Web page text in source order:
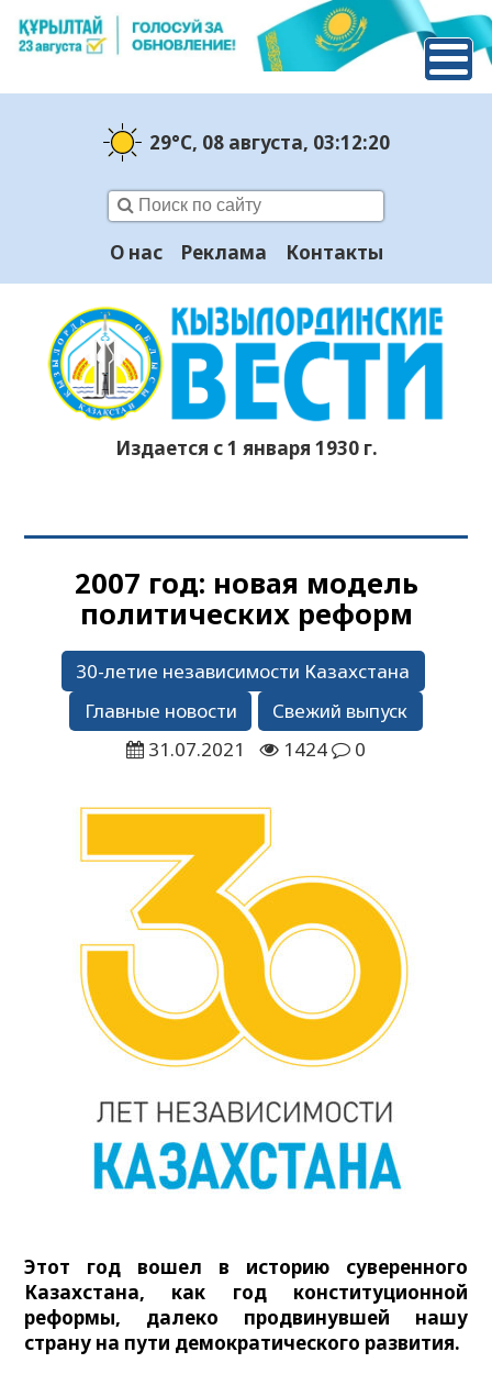
29°C, 08 августа, 03:12:21
О нас Реклама Контакты
Издается с 1 января 1930 г.
2007 год: новая модель
политических реформ
30-летие независимости Казахстана
Главные новости
Свежий выпуск
31.07.2021
1424 0
Этот год вошел в историю суверенного
Казахстана, как год конституционной
реформы, далеко продвинувшей нашу
страну на пути демократического развития.